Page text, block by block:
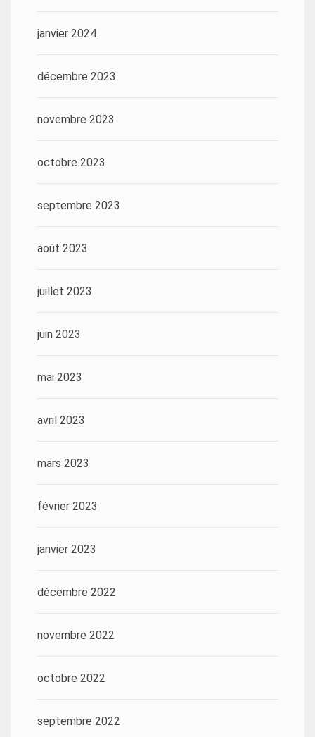
janvier 2024
décembre 2023
novembre 2023
octobre 2023
septembre 2023
août 2023
juillet 2023
juin 2023
mai 2023
avril 2023
mars 2023
février 2023
janvier 2023
décembre 2022
novembre 2022
octobre 2022
septembre 2022